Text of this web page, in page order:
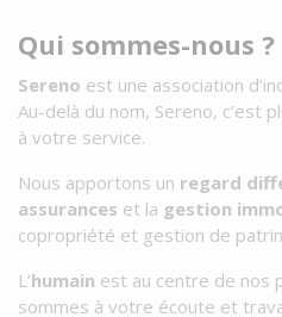
Qui sommes-nous ?
Sereno est une association
Au-delà du nom, Sereno, c’est
à votre service.
Nous apportons un regard
assurances et la gestion
copropriété et gestion de
L’humain est au centre de nos
sommes à votre écoute et